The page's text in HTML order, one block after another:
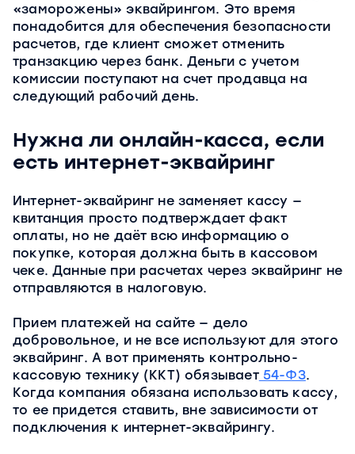
«заморожены» эквайрингом. Это время
понадобится для обеспечения безопасности
расчетов, где клиент сможет отменить
транзакцию через банк. Деньги с учетом
комиссии поступают на счет продавца на
следующий рабочий день.
Нужна ли онлайн-касса, если
есть интернет-эквайринг
Интернет-эквайринг не заменяет кассу —
квитанция просто подтверждает факт
оплаты, но не даёт всю информацию о
покупке, которая должна быть в кассовом
чеке. Данные при расчетах через эквайринг не
отправляются в налоговую.
Прием платежей на сайте — дело
добровольное, и не все используют для этого
эквайринг. А вот применять контрольно-
кассовую технику (ККТ) обязывает54-ФЗ.
Когда компания обязана использовать кассу,
то ее придется ставить, вне зависимости от
подключения к интернет-эквайрингу.